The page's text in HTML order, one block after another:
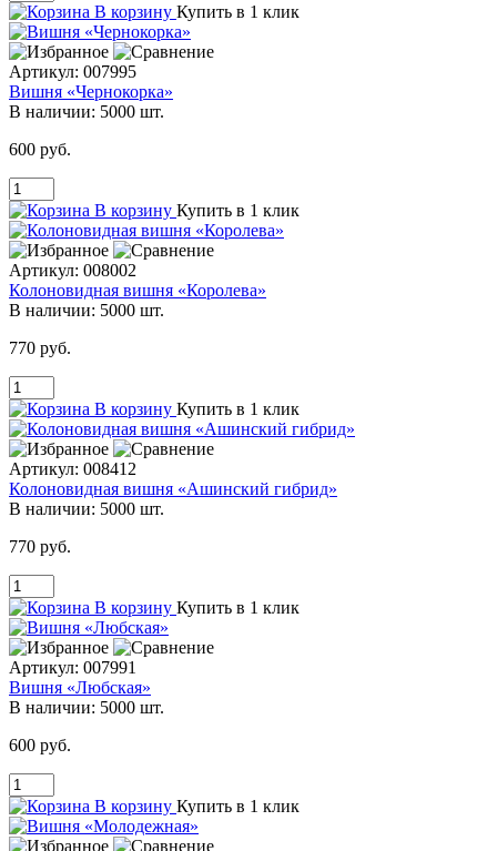
В корзину Купить в 1 клик
Артикул: 007995
Вишня «Чернокорка»
В наличии: 5000 шт.
600 руб.
В корзину Купить в 1 клик
Артикул: 008002
Колоновидная вишня «Королева»
В наличии: 5000 шт.
770 руб.
В корзину Купить в 1 клик
Артикул: 008412
Колоновидная вишня «Ашинский гибрид»
В наличии: 5000 шт.
770 руб.
В корзину Купить в 1 клик
Артикул: 007991
Вишня «Любская»
В наличии: 5000 шт.
600 руб.
В корзину Купить в 1 клик